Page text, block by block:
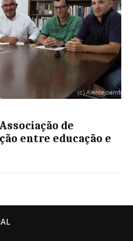
de
entre educação e